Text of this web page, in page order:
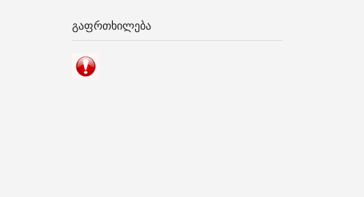
ᲒᲐᲤᲠᲗᲮᲘᲚᲔᲑᲐ